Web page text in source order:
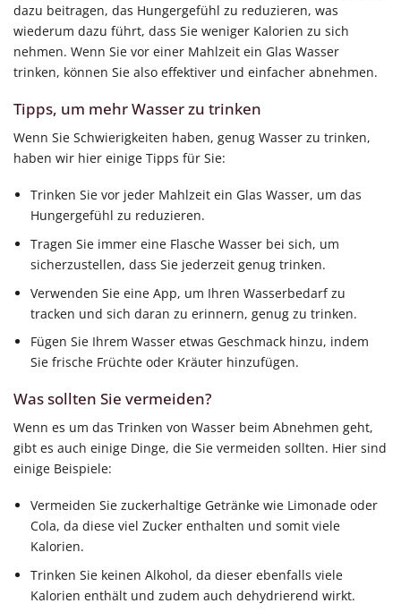
dazu beitragen, das Hungergefühl zu reduzieren, was
wiederum dazu führt, dass Sie weniger Kalorien zu sich
nehmen. Wenn Sie vor einer Mahlzeit ein Glas Wasser
trinken, können Sie also effektiver und einfacher abnehmen.
Tipps, um mehr Wasser zu trinken
Wenn Sie Schwierigkeiten haben, genug Wasser zu trinken,
haben wir hier einige Tipps für Sie:
Trinken Sie vor jeder Mahlzeit ein Glas Wasser, um das
Hungergefühl zu reduzieren.
Tragen Sie immer eine Flasche Wasser bei sich, um
sicherzustellen, dass Sie jederzeit genug trinken.
Verwenden Sie eine App, um Ihren Wasserbedarf zu
tracken und sich daran zu erinnern, genug zu trinken.
Fügen Sie Ihrem Wasser etwas Geschmack hinzu, indem
Sie frische Früchte oder Kräuter hinzufügen.
Was sollten Sie vermeiden?
Wenn es um das Trinken von Wasser beim Abnehmen geht,
gibt es auch einige Dinge, die Sie vermeiden sollten. Hier sind
einige Beispiele:
Vermeiden Sie zuckerhaltige Getränke wie Limonade oder
Cola, da diese viel Zucker enthalten und somit viele
Kalorien.
Trinken Sie keinen Alkohol, da dieser ebenfalls viele
Kalorien enthält und zudem auch dehydrierend wirkt.